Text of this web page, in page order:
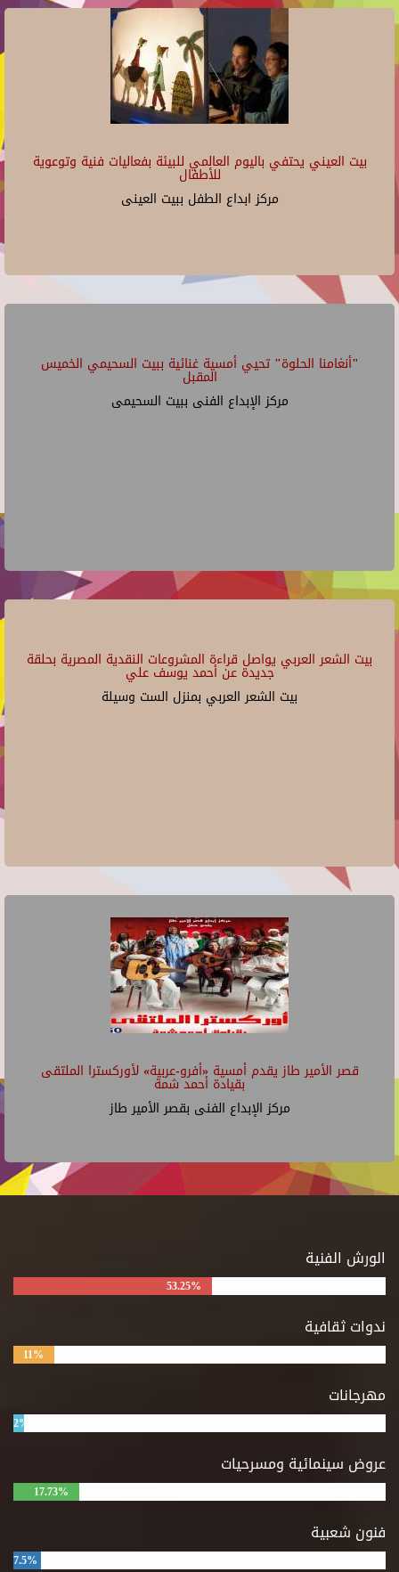
بيت العيني يحتفي باليوم العالمي للبيئة بفعاليات فنية وتوعوية
للأطفال
مركز ابداع الطفل ببيت العينى
"أنغامنا الحلوة" تحيي أمسية غنائية ببيت السحيمي الخميس
المقبل
مركز الإبداع الفنى ببيت السحيمى
بيت الشعر العربي يواصل قراءة المشروعات النقدية المصرية بحلقة
جديدة عن أحمد يوسف علي
بيت الشعر العربي بمنزل الست وسيلة
قصر الأمير طاز يقدم أمسية «أفرو-عربية» لأوركسترا الملتقى
بقيادة أحمد شمة
مركز الإبداع الفنى بقصر الأمير طاز
الورش الفنية
53.25%
ندوات ثقافية
11%
مهرجانات
2%
عروض سينمائية ومسرحيات
17.73%
فنون شعبية
7.5%